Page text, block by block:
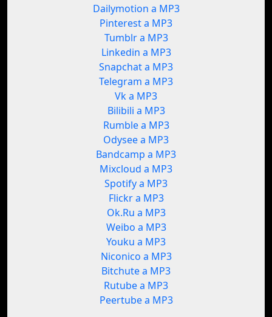
Dailymotion a MP3
Pinterest a MP3
Tumblr a MP3
Linkedin a MP3
Snapchat a MP3
Telegram a MP3
Vk a MP3
Bilibili a MP3
Rumble a MP3
Odysee a MP3
Bandcamp a MP3
Mixcloud a MP3
Spotify a MP3
Flickr a MP3
Ok.Ru a MP3
Weibo a MP3
Youku a MP3
Niconico a MP3
Bitchute a MP3
Rutube a MP3
Peertube a MP3